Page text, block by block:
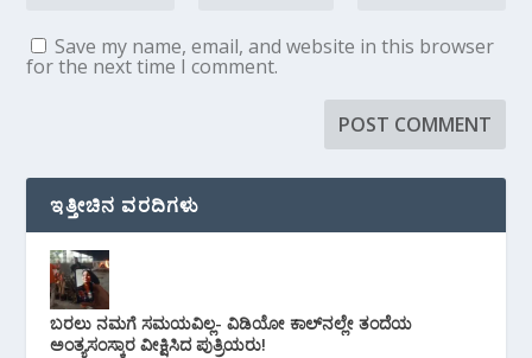
Save my name, email, and website in this browser
for the next time I comment.
ಇತ್ತೀಚಿನ ವರದಿಗಳು
ಬರಲು ನಮಗೆ ಸಮಯವಿಲ್ಲ- ವಿಡಿಯೋ ಕಾಲ್‌ನಲ್ಲೇ ತಂದೆಯ
ಅಂತ್ಯಸಂಸ್ಕಾರ ವೀಕ್ಷಿಸಿದ ಪುತ್ರಿಯರು!